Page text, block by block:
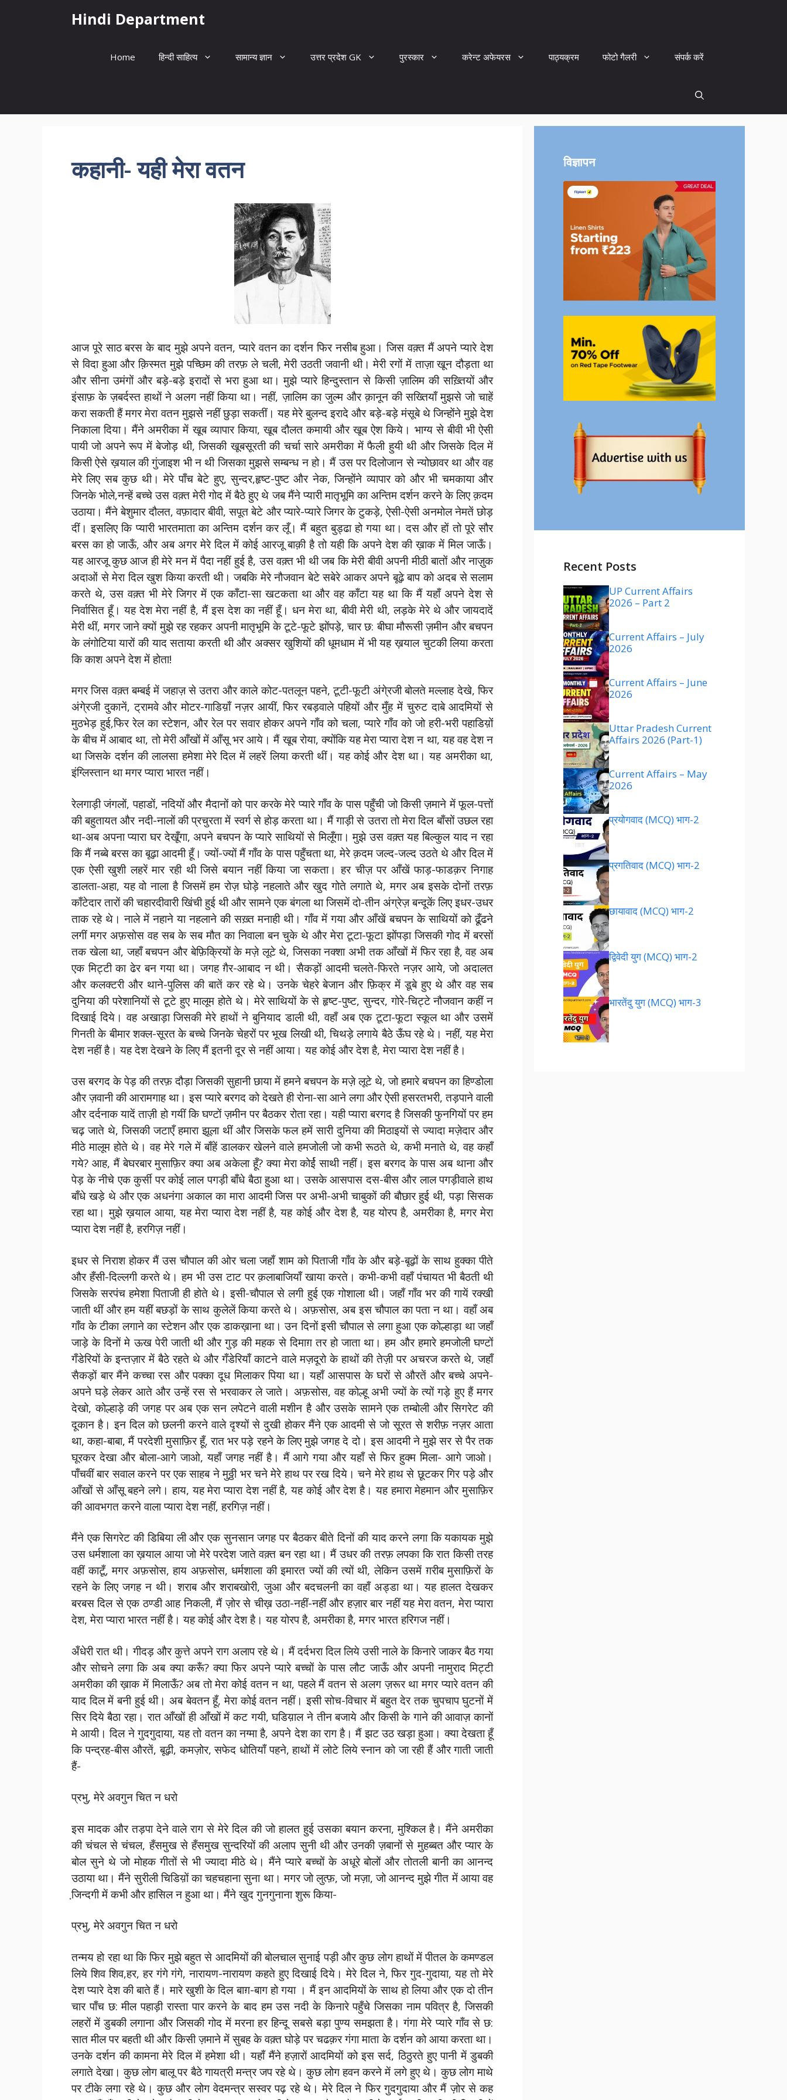
Hindi Department
Home हिन्दी साहित्य सामान्य ज्ञान उत्तर प्रदेश GK पुरस्कार करेन्ट अफेयरस पाठ्यक्रम फोटो गैलरी संपर्क करें
कहानी- यही मेरा वतन
आज पूरे साठ बरस के बाद मुझे अपने वतन, प्यारे वतन का दर्शन फिर नसीब हुआ। जिस वक़्त मैं अपने प्यारे देश
से विदा हुआ और क़िस्मत मुझे पच्छिम की तरफ़ ले चली, मेरी उठती जवानी थी। मेरी रगों में ताज़ा खून दौड़ता था
और सीना उमंगों और बड़े-बड़े इरादों से भरा हुआ था। मुझे प्यारे हिन्दुस्तान से किसी ज़ालिम की सख़्तियों और
इंसाफ़ के ज़बर्दस्त हाथों ने अलग नहीं किया था। नहीं, ज़ालिम का जुल्म और क़ानून की सख्तियाँ मुझसे जो चाहें
करा सकती हैं मगर मेरा वतन मुझसे नहीं छुड़ा सकतीं। यह मेरे बुलन्द इरादे और बड़े-बड़े मंसूबे थे जिन्होंने मुझे देश
निकाला दिया। मैंने अमरीका में खूब व्यापार किया, खूब दौलत कमायी और खूब ऐश किये। भाग्य से बीवी भी ऐसी
पायी जो अपने रूप में बेजोड़ थी, जिसकी खूबसूरती की चर्चा सारे अमरीका में फैली हुयी थी और जिसके दिल में
किसी ऐसे ख़याल की गुंजाइश भी न थी जिसका मुझसे सम्बन्ध न हो। मैं उस पर दिलोजान से न्योछावर था और वह
मेरे लिए सब कुछ थी। मेरे पाँच बेटे हुए, सुन्दर,हृष्ट-पुष्ट और नेक, जिन्होंने व्यापार को और भी चमकाया और
जिनके भोले,नन्हें बच्चे उस वक़्त मेरी गोद में बैठे हुए थे जब मैंने प्यारी मातृभूमि का अन्तिम दर्शन करने के लिए क़दम
उठाया। मैंने बेशुमार दौलत, वफ़ादार बीवी, सपूत बेटे और प्यारे-प्यारे जिगर के टुकड़े, ऐसी-ऐसी अनमोल नेमतें छोड़
दीं। इसलिए कि प्यारी भारतमाता का अन्तिम दर्शन कर लूँ। मैं बहुत बुड्ढा हो गया था। दस और हों तो पूरे सौर
बरस का हो जाऊँ, और अब अगर मेरे दिल में कोई आरजू बाक़ी है तो यही कि अपने देश की ख़ाक में मिल जाऊँ।
यह आरजू कुछ आज ही मेरे मन में पैदा नहीं हुई है, उस वक़्त भी थी जब कि मेरी बीवी अपनी मीठी बातों और नाज़ुक
अदाओं से मेरा दिल खुश किया करती थी। जबकि मेरे नौजवान बेटे सबेरे आकर अपने बूढ़े बाप को अदब से सलाम
करते थे, उस वक़्त भी मेरे जिगर में एक काँटा-सा खटकता था और वह काँटा यह था कि मैं यहाँ अपने देश से
निर्वासित हूँ। यह देश मेरा नहीं है, मैं इस देश का नहीं हूँ। धन मेरा था, बीवी मेरी थी, लड़के मेरे थे और जायदादें
मेरी थीं, मगर जाने क्यों मुझे रह रहकर अपनी मातृभूमि के टूटे-फूटे झोंपड़े, चार छ: बीघा मौरूसी ज़मीन और बचपन
के लंगोटिया यारों की याद सताया करती थी और अक्सर खुशियों की धूमधाम में भी यह ख़याल चुटकी लिया करता
कि काश अपने देश में होता!
मगर जिस वक़्त बम्बई में जहाज़ से उतरा और काले कोट-पतलून पहने, टूटी-फूटी अंगे्रजी बोलते मल्लाह देखे, फिर
अंगे्रजी दुकानें, ट्रामवे और मोटर-गाडिय़ाँ नज़र आयीं, फिर रबड़वाले पहियों और मुँह में चुरुट दाबे आदमियों से
मुठभेड़ हुई,फिर रेल का स्टेशन, और रेल पर सवार होकर अपने गाँव को चला, प्यारे गाँव को जो हरी-भरी पहाडिय़ों
के बीच में आबाद था, तो मेरी आँखों में आँसू भर आये। मैं खूब रोया, क्योंकि यह मेरा प्यारा देश न था, यह वह देश न
था जिसके दर्शन की लालसा हमेशा मेरे दिल में लहरें लिया करती थीं। यह कोई और देश था। यह अमरीका था,
इंग्लिस्तान था मगर प्यारा भारत नहीं।
रेलगाड़ी जंगलों, पहाडों, नदियों और मैदानों को पार करके मेरे प्यारे गाँव के पास पहुँची जो किसी ज़माने में फूल-पत्तों
की बहुतायत और नदी-नालों की प्रचुरता में स्वर्ग से होड़ करता था। मैं गाड़ी से उतरा तो मेरा दिल बाँसों उछल रहा
था-अब अपना प्यारा घर देखूँगा, अपने बचपन के प्यारे साथियों से मिलूँगा। मुझे उस वक़्त यह बिल्कुल याद न रहा
कि मैं नब्बे बरस का बूढ़ा आदमी हूँ। ज्यों-ज्यों मैं गाँव के पास पहुँचता था, मेरे क़दम जल्द-जल्द उठते थे और दिल में
एक ऐसी खुशी लहरें मार रही थी जिसे बयान नहीं किया जा सकता। हर चीज़ पर आँखें फाड़-फाडक़र निगाह
डालता-अहा, यह वो नाला है जिसमें हम रोज़ घोड़े नहलाते और खुद गोते लगाते थे, मगर अब इसके दोनों तरफ़
काँटेदार तारों की चहारदीवारी खिंची हुई थी और सामने एक बंगला था जिसमें दो-तीन अंग्रेज़ बन्दूकें लिए इधर-उधर
ताक रहे थे। नाले में नहाने या नहलाने की सख़्त मनाही थी। गाँव में गया और आँखें बचपन के साथियों को ढूँढने
लगीं मगर अफ़सोस वह सब के सब मौत का निवाला बन चुके थे और मेरा टूटा-फूटा झोंपड़ा जिसकी गोद में बरसों
तक खेला था, जहाँ बचपन और बेफ़िक्रियों के मज़े लूटे थे, जिसका नक्शा अभी तक आँखों में फिर रहा है, वह अब
एक मिट्टी का ढेर बन गया था। जगह ग़ैर-आबाद न थी। सैकड़ों आदमी चलते-फिरते नज़र आये, जो अदालत
और कलक्टरी और थाने-पुलिस की बातें कर रहे थे। उनके चेहरे बेजान और फ़िक्र में डूबे हुए थे और वह सब
दुनिया की परेशानियों से टूटे हुए मालूम होते थे। मेरे साथियों के से हृष्ट-पुष्ट, सुन्दर, गोरे-चिट्टे नौजवान कहीं न
दिखाई दिये। वह अखाड़ा जिसकी मेरे हाथों ने बुनियाद डाली थी, वहाँ अब एक टूटा-फूटा स्कूल था और उसमें
गिनती के बीमार शक्ल-सूरत के बच्चे जिनके चेहरों पर भूख लिखी थी, चिथड़े लगाये बैठे ऊँघ रहे थे। नहीं, यह मेरा
देश नहीं है। यह देश देखने के लिए मैं इतनी दूर से नहीं आया। यह कोई और देश है, मेरा प्यारा देश नहीं है।
उस बरगद के पेड़ की तरफ़ दौड़ा जिसकी सुहानी छाया में हमने बचपन के मज़े लूटे थे, जो हमारे बचपन का हिण्डोला
और ज़वानी की आरामगाह था। इस प्यारे बरगद को देखते ही रोना-सा आने लगा और ऐसी हसरतभरी, तड़पाने वाली
और दर्दनाक यादें ताज़ी हो गयीं कि घण्टों ज़मीन पर बैठकर रोता रहा। यही प्यारा बरगद है जिसकी फुनगियों पर हम
चढ़ जाते थे, जिसकी जटाएँ हमारा झूला थीं और जिसके फल हमें सारी दुनिया की मिठाइयों से ज्यादा मज़ेदार और
मीठे मालूम होते थे। वह मेरे गले में बाँहें डालकर खेलने वाले हमजोली जो कभी रूठते थे, कभी मनाते थे, वह कहाँ
गये? आह, मैं बेघरबार मुसाफ़िर क्या अब अकेला हूँ? क्या मेरा कोर्ई साथी नहीं। इस बरगद के पास अब थाना और
पेड़ के नीचे एक कुर्सी पर कोई लाल पगड़ी बाँधे बैठा हुआ था। उसके आसपास दस-बीस और लाल पगड़ीवाले हाथ
बाँधे खड़े थे और एक अधनंगा अकाल का मारा आदमी जिस पर अभी-अभी चाबुकों की बौछार हुई थी, पड़ा सिसक
रहा था। मुझे ख़याल आया, यह मेरा प्यारा देश नहीं है, यह कोई और देश है, यह योरप है, अमरीका है, मगर मेरा
प्यारा देश नहीं है, हरगिज़ नहीं।
इधर से निराश होकर मैं उस चौपाल की ओर चला जहाँ शाम को पिताजी गाँव के और बड़े-बूढ़ों के साथ हुक्का पीते
और हँसी-दिल्लगी करते थे। हम भी उस टाट पर क़लाबाजियाँ खाया करते। कभी-कभी वहाँ पंचायत भी बैठती थी
जिसके सरपंच हमेशा पिताजी ही होते थे। इसी-चौपाल से लगी हुई एक गोशाला थी। जहाँ गाँव भर की गायें रक्खी
जाती थीं और हम यहीं बछड़ों के साथ कुलेलें किया करते थे। अफ़सोस, अब इस चौपाल का पता न था। वहाँ अब
गाँव के टीका लगाने का स्टेशन और एक डाकख़ाना था। उन दिनों इसी चौपाल से लगा हुआ एक कोल्हाड़ा था जहाँ
जाड़े के दिनों मे ऊख पेरी जाती थी और गुड़ की महक से दिमाग़ तर हो जाता था। हम और हमारे हमजोली घण्टों
गँडेरियों के इन्तज़ार में बैठे रहते थे और गँडेरियाँ काटने वाले मज़दूरो के हाथों की तेज़ी पर अचरज करते थे, जहाँ
सैकड़ों बार मैंने कच्चा रस और पक्का दूध मिलाकर पिया था। यहाँ आसपास के घरों से औरतें और बच्चे अपने-
अपने घड़े लेकर आते और उन्हें रस से भरवाकर ले जाते। अफ़सोस, वह कोल्हू अभी ज्यों के त्यों गड़े हुए हैं मगर
देखो, कोल्हाड़े की जगह पर अब एक सन लपेटने वाली मशीन है और उसके सामने एक तम्बोली और सिगरेट की
दूकान है। इन दिल को छलनी करने वाले दृश्यों से दुखी होकर मैंने एक आदमी से जो सूरत से शरीफ़ नज़र आता
था, कहा-बाबा, मैं परदेशी मुसाफ़िर हूँ, रात भर पड़े रहने के लिए मुझे जगह दे दो। इस आदमी ने मुझे सर से पैर तक
घूरकर देखा और बोला-आगे जाओ, यहाँ जगह नहीं है। मैं आगे गया और यहाँ से फिर हुक्म मिला- आगे जाओ।
पाँचवीं बार सवाल करने पर एक साहब ने मुठ्ठी भर चने मेरे हाथ पर रख दिये। चने मेरे हाथ से छूटकर गिर पड़े और
आँखों से आँसू बहने लगे। हाय, यह मेरा प्यारा देश नहीं है, यह कोई और देश है। यह हमारा मेहमान और मुसाफ़िर
की आवभगत करने वाला प्यारा देश नहीं, हरगिज़ नहीं।
मैंने एक सिगरेट की डिबिया ली और एक सुनसान जगह पर बैठकर बीते दिनों की याद करने लगा कि यकायक मुझे
उस धर्मशाला का ख़याल आया जो मेरे परदेश जाते वक़्त बन रहा था। मैं उधर की तरफ़ लपका कि रात किसी तरह
वहीं काटूँ, मगर अफ़सोस, हाय अफ़सोस, धर्मशाला की इमारत ज्यों की त्यों थी, लेकिन उसमें ग़रीब मुसाफ़िरों के
रहने के लिए जगह न थी। शराब और शराबखोरी, जुआ और बदचलनी का वहाँ अड्डा था। यह हालत देखकर
बरबस दिल से एक ठण्डी आह निकली, मैं ज़ोर से चीख़ उठा-नहीं-नहीं और हज़ार बार नहीं यह मेरा वतन, मेरा प्यारा
देश, मेरा प्यारा भारत नहीं है। यह कोई और देश है। यह योरप है, अमरीका है, मगर भारत हरिगज नहीं।
अँधेरी रात थी। गीदड़ और कुत्ते अपने राग अलाप रहे थे। मैं दर्दभरा दिल लिये उसी नाले के किनारे जाकर बैठ गया
और सोचने लगा कि अब क्या करूँ? क्या फिर अपने प्यारे बच्चों के पास लौट जाऊँ और अपनी नामुराद मिट्टी
अमरीका की ख़ाक में मिलाऊँ? अब तो मेरा कोई वतन न था, पहले मैं वतन से अलग ज़रूर था मगर प्यारे वतन की
याद दिल में बनी हुई थी। अब बेवतन हूँ, मेरा कोई वतन नहीं। इसी सोच-विचार में बहुत देर तक चुपचाप घुटनों में
सिर दिये बैठा रहा। रात आँखों ही आँखों में कट गयी, घडिय़ाल ने तीन बजाये और किसी के गाने की आवाज़ कानों
मे आयी। दिल ने गुदगुदाया, यह तो वतन का नग्मा है, अपने देश का राग है। मैं झट उठ खड़ा हुआ। क्या देखता हूँ
कि पन्द्रह-बीस औरतें, बूढ़ी, कमज़ोर, सफेद धोतियाँ पहने, हाथों में लोटे लिये स्नान को जा रही हैं और गाती जाती
हैं-
प्रभु, मेरे अवगुन चित न धरो
इस मादक और तड़पा देने वाले राग से मेरे दिल की जो हालत हुई उसका बयान करना, मुश्किल है। मैंने अमरीका
की चंचल से चंचल, हँसमुख से हँसमुख सुन्दरियों की अलाप सुनी थी और उनकी ज़बानों से मुहब्बत और प्यार के
बोल सुने थे जो मोहक गीतों से भी ज्यादा मीठे थे। मैंने प्यारे बच्चों के अधूरे बोलों और तोतली बानी का आनन्द
उठाया था। मैंने सुरीली चिडिय़ों का चहचहाना सुना था। मगर जो लुत्फ़, जो मज़ा, जो आनन्द मुझे गीत में आया वह
जि़न्दगी में कभी और हासिल न हुआ था। मैंने खुद गुनगुनाना शुरू किया-
प्रभु, मेरे अवगुन चित न धरो
तन्मय हो रहा था कि फिर मुझे बहुत से आदमियों की बोलचाल सुनाई पड़ी और कुछ लोग हाथों में पीतल के कमण्डल
लिये शिव शिव,हर, हर गंगे गंगे, नारायण-नारायण कहते हुए दिखाई दिये। मेरे दिल ने, फिर गुद-गुदाया, यह तो मेरे
देश प्यारे देश की बाते हैं। मारे खुशी के दिल बाग़-बाग हो गया । मैं इन आदमियों के साथ हो लिया और एक दो तीन
चार पाँच छ: मील पहाड़ी रास्ता पार करने के बाद हम उस नदी के किनारे पहुँचे जिसका नाम पवित्र है, जिसकी
लहरों में डुबकी लगाना और जिसकी गोद में मरना हर हिन्दू सबसे बड़ा पुण्य समझता है। गंगा मेरे प्यारे गाँव से छ:
सात मील पर बहती थी और किसी ज़माने में सुबह के वक़्त घोड़े पर चढक़र गंगा माता के दर्शन को आया करता था।
उनके दर्शन की कामना मेरे दिल में हमेशा थी। यहाँ मैंने हज़ारों आदमियों को इस सर्द, ठिठुरते हुए पानी में डुबकी
लगाते देखा। कुछ लोग बालू पर बैठे गायत्री मन्त्र जप रहे थे। कुछ लोग हवन करने में लगे हुए थे। कुछ लोग माथे
पर टीके लगा रहे थे। कुछ और लोग वेदमन्त्र सस्वर पढ़ रहे थे। मेरे दिल ने फिर गुदगुदाया और मैं ज़ोर से कह
विज्ञापन
Recent Posts
UP Current Affairs
2026 – Part 2
Current Affairs – July
2026
Current Affairs – June
2026
Uttar Pradesh Current
Affairs 2026 (Part-1)
Current Affairs – May
2026
प्रयोगवाद (MCQ) भाग-2
प्रगतिवाद (MCQ) भाग-2
छायावाद (MCQ) भाग-2
द्विवेदी युग (MCQ) भाग-2
भारतेंदु युग (MCQ) भाग-3